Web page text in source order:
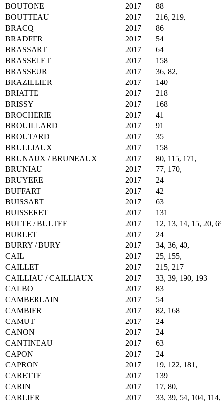
BOUTONE
2017
88
BOUTTEAU
2017
216, 219,
BRACQ
2017
86
BRADFER
2017
54
BRASSART
2017
64
BRASSELET
2017
158
BRASSEUR
2017
36, 82,
BRAZILLIER
2017
140
BRIATTE
2017
218
BRISSY
2017
168
BROCHERIE
2017
41
BROUILLARD
2017
91
BROUTARD
2017
35
BRULLIAUX
2017
158
BRUNAUX / BRUNEAUX
2017
80, 115, 171,
BRUNIAU
2017
77, 170,
BRUYERE
2017
24
BUFFART
2017
42
BUISSART
2017
63
BUISSERET
2017
131
BULTE / BULTEE
2017
12, 13, 14, 15, 20,
BURLET
2017
24
BURRY / BURY
2017
34, 36, 40,
CAIL
2017
25, 155,
CAILLET
2017
215, 217
CAILLIAU / CAILLIAUX
2017
33, 39, 190, 193
CALBO
2017
83
CAMBERLAIN
2017
54
CAMBIER
2017
82, 168
CAMUT
2017
24
CANON
2017
24
CANTINEAU
2017
63
CAPON
2017
24
CAPRON
2017
19, 122, 181,
CARETTE
2017
139
CARIN
2017
17, 80,
CARLIER
2017
33, 39, 54, 104,